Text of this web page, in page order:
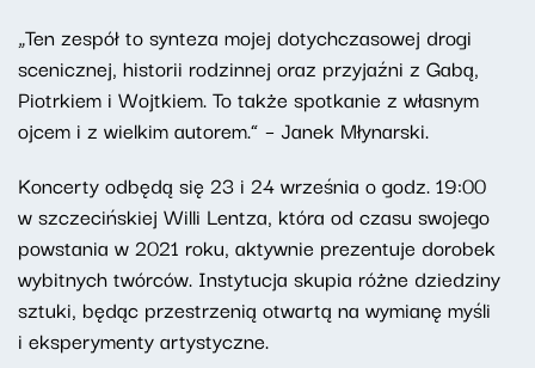
„Ten zespół to synteza mojej dotychczasowej drogi
scenicznej, historii rodzinnej oraz przyjaźni z Gabą,
Piotrkiem i Wojtkiem. To także spotkanie z własnym
ojcem i z wielkim autorem.” – Janek Młynarski.
Koncerty odbędą się 23 i 24 września o godz. 19:00
w szczecińskiej Willi Lentza, która od czasu swojego
powstania w 2021 roku, aktywnie prezentuje dorobek
wybitnych twórców. Instytucja skupia różne dziedziny
sztuki, będąc przestrzenią otwartą na wymianę myśli
i eksperymenty artystyczne.